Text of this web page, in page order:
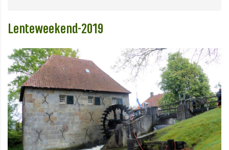
Lenteweekend-2019